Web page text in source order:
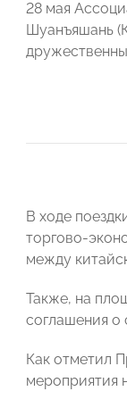
28 мая
Шуанъяшань
В ходе
торгово-
между
Также, на
соглашения
Как отметил
мероприятия